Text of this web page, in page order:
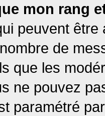
mon rang
peuvent être
de
que les
ne pouvez
paramétré